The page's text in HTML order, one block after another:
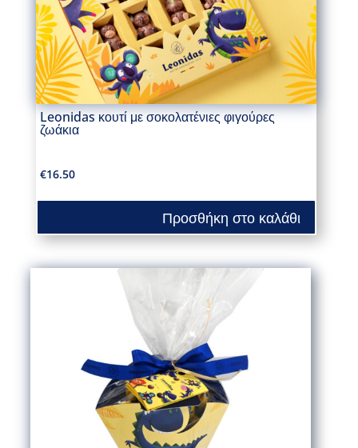
Leonidas κουτί με σοκολατένιες φιγούρες
ζωάκια
€16.50
Προσθήκη στο καλάθι